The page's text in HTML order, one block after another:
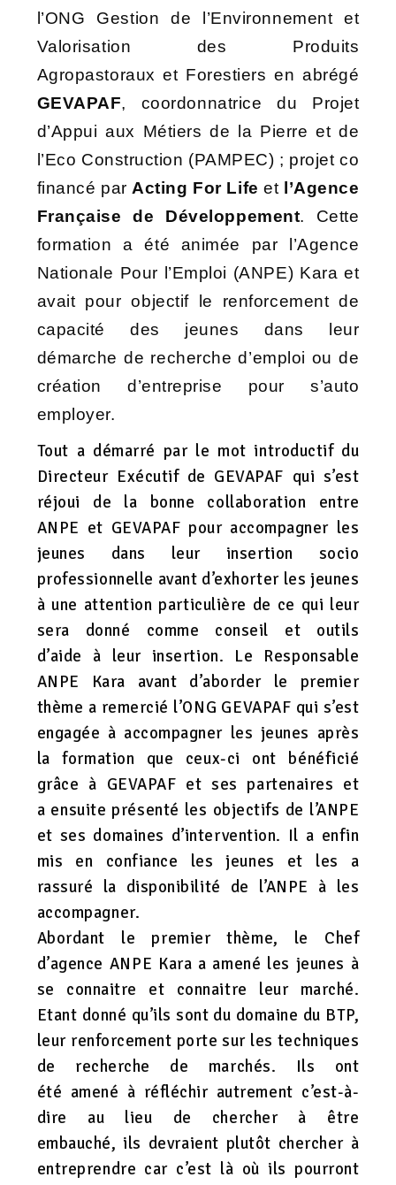
l’ONG Gestion de l’Environnement et
Valorisation des Produits
Agropastoraux et Forestiers en abrégé
GEVAPAF, coordonnatrice du Projet
d’Appui aux Métiers de la Pierre et de
l’Eco Construction (PAMPEC) ; projet co
financé par Acting For Life et l’Agence
Française de Développement. Cette
formation a été animée par l’Agence
Nationale Pour l’Emploi (ANPE) Kara et
avait pour objectif le renforcement de
capacité des jeunes dans leur
démarche de recherche d’emploi ou de
création d’entreprise pour s’auto
employer.
Tout a démarré par le mot introductif du
Directeur Exécutif de GEVAPAF qui s’est
réjoui de la bonne collaboration entre
ANPE et GEVAPAF pour accompagner les
jeunes dans leur insertion socio
professionnelle avant d’exhorter les jeunes
à une attention particulière de ce qui leur
sera donné comme conseil et outils
d’aide à leur insertion. Le Responsable
ANPE Kara avant d’aborder le premier
thème a remercié l’ONG GEVAPAF qui s’est
engagée à accompagner les jeunes après
la formation que ceux-ci ont bénéficié
grâce à GEVAPAF et ses partenaires et
a ensuite présenté les objectifs de l’ANPE
et ses domaines d’intervention. Il a enfin
mis en confiance les jeunes et les a
rassuré la disponibilité de l’ANPE à les
accompagner.
Abordant le premier thème, le Chef
d’agence ANPE Kara a amené les jeunes à
se connaitre et connaitre leur marché.
Etant donné qu’ils sont du domaine du BTP,
leur renforcement porte sur les techniques
de recherche de marchés. Ils ont
été amené à réfléchir autrement c’est-à-
dire au lieu de chercher à être
embauché, ils devraient plutôt chercher à
entreprendre car c’est là où ils pourront